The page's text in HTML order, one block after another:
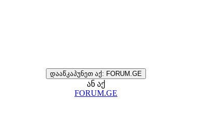
დააწკაპუნეთ აქ: FORUM.GE
ან აქ
FORUM.GE